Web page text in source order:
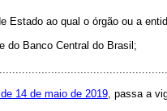
Estado ao qual o órgão ou a
do Banco Central do Brasil;
14 de maio de 2019, passa a